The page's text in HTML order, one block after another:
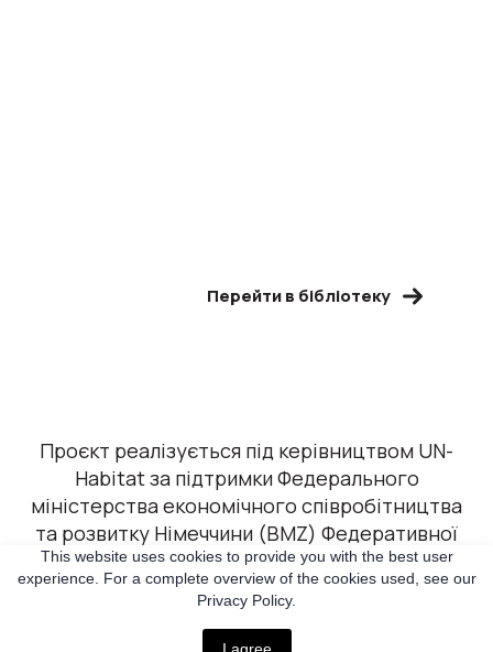
Перейти в бібліотеку
Проєкт реалізується під керівництвом UN-
Habitat за підтримки Федерального
міністерства економічного співробітництва
та розвитку Німеччини (BMZ) Федеративної
Республіки Німеччина.
This website uses cookies to provide you with the best user
experience. For a complete overview of the cookies used, see our
Privacy Policy.